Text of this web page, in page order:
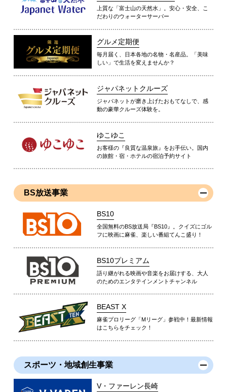
上質な「富士山の天然水」。安心・安全、こ
だわりのウォーターサーバー
グルメ定期便
毎月届く、日本各地の名物・名産品。「美味
しい」で生活を変えませんか？
ジャパネットクルーズ
ジャパネットが磨き上げたおもてなしで、感
動の豪華クルーズ体験を。
ゆこゆこ
お客様の『良質な温泉旅』をお手伝い。国内
の旅館・宿・ホテルの宿泊予約サイト
BS放送事業
BS10
全国無料のBS放送局『BS10』。クイズにゴル
フに映画に麻雀、楽しい番組てんこ盛り！
BS10プレミアム
語り継がれる映画や音楽をお届けする、大人
のためのエンタテインメントチャンネル
BEAST X
麻雀プロリーグ「Mリーグ」参戦中！最新情報
はこちらをチェック！
スポーツ・地域創生事業
V・ファーレン長崎